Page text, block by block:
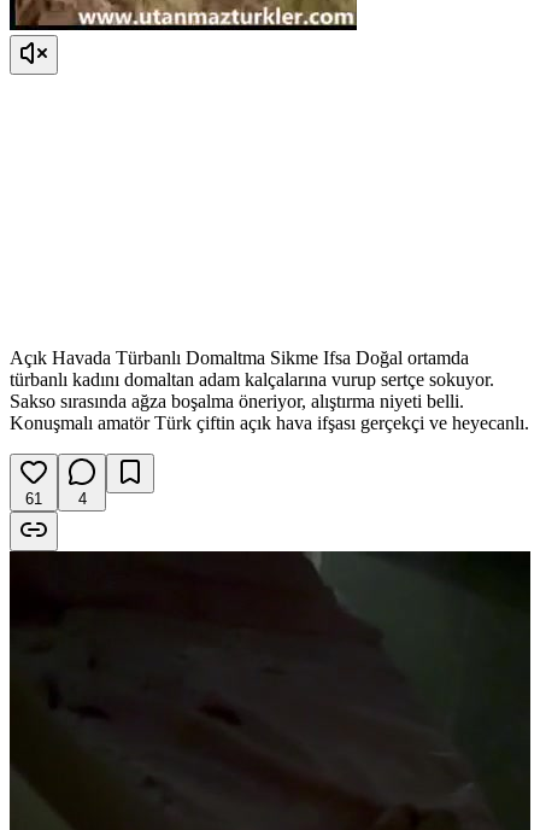
Açık Havada Türbanlı Domaltma Sikme Ifsa Doğal ortamda
türbanlı kadını domaltan adam kalçalarına vurup sertçe sokuyor.
Sakso sırasında ağza boşalma öneriyor, alıştırma niyeti belli.
Konuşmalı amatör Türk çiftin açık hava ifşası gerçekçi ve heyecanlı.
61 4